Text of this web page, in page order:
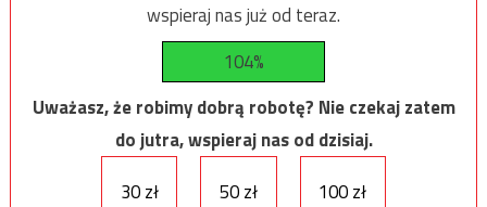
wspieraj nas już od teraz.
104%
Uważasz, że robimy dobrą robotę? Nie czekaj zatem
do jutra, wspieraj nas od dzisiaj.
30 zł
50 zł 100 zł